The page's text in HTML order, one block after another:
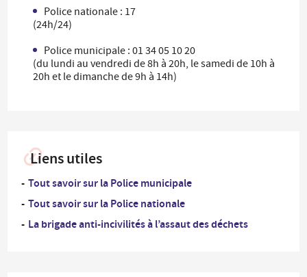
Police nationale : 17
(24h/24)
Police municipale : 01 34 05 10 20
(du lundi au vendredi de 8h à 20h, le samedi de 10h à
20h et le dimanche de 9h à 14h)
Liens utiles
Tout savoir sur la Police municipale
Tout savoir sur la Police nationale
La brigade anti-incivilités à l’assaut des déchets